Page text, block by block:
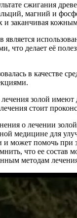
сжигания
магний и
и заканчивая
что делает её
в качестве
золой
стоит
о лечении
медицине для
может помочь при
что ее состав
методам